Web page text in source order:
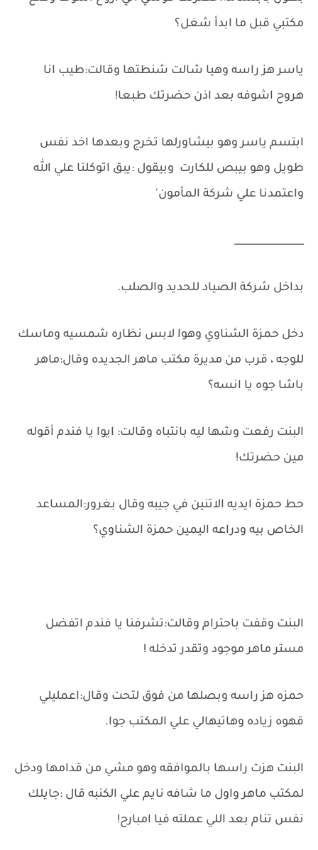
مكتبي قبل ما ابدأ شغل؟
ياسر هز راسه وهيا شالت شنطتها وقالت:طيب انا
هروح اشوفه بعد اذن حضرتك طبعا!
ابتسم ياسر وهو بيشاورلها تخرج وبعدها اخد نفس
طويل وهو بيبص للكارت وبيقول :يبق اتوكلنا علي الله
واعتمدنا علي شركة المأمون'
______________
بداخل شركة الصياد للحديد والصلب.
دخل حمزة الشناوي وهوا لابس نظاره شمسيه وماسك
للوجه ، قرب من مديرة مكتب ماهر الجديده وقال:ماهر
باشا جوه يا انسه؟
البنت رفعت وشها ليه بانتباه وقالت: ايوا يا فندم أقوله
مين حضرتك!
حط حمزة ايديه الاتنين في جيبه وقال بغرور:المساعد
الخاص بيه ودراعه اليمين حمزة الشناوي؟
البنت وقفت باحترام وقالت:تشرفنا يا فندم اتفضل
مستر ماهر موجود وتقدر تدخله !
حمزه هز راسه وبصلها من فوق لتحت وقال:اعمليلي
قهوه زياده وهاتيهالي علي المكتب جوا.
البنت هزت راسها بالموافقه وهو مشي من قدامها ودخل
لمكتب ماهر واول ما شافه نايم علي الكنبه قال :جايلك
نفس تنام بعد اللي عملته فيا امبارح!